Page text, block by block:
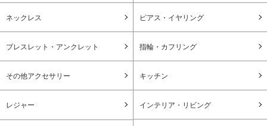
ネックレス ピアス・イヤリング
ブレスレット・アンクレット 指輪・カフリング
その他アクセサリー キッチン
レジャー インテリア・リビング